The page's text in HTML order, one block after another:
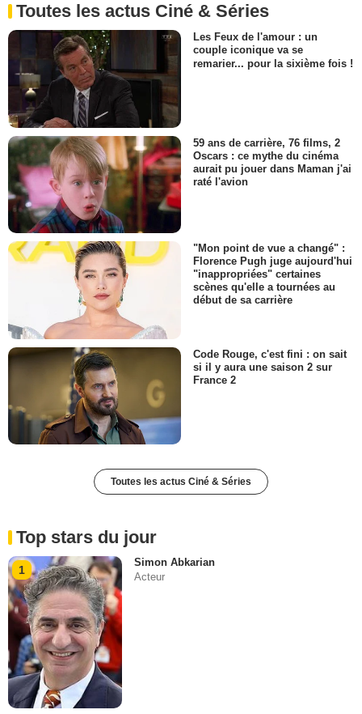
Toutes les actus Ciné & Séries
Les Feux de l'amour : un
couple iconique va se
remarier... pour la sixième fois !
59 ans de carrière, 76 films, 2
Oscars : ce mythe du cinéma
aurait pu jouer dans Maman j'ai
raté l'avion
"Mon point de vue a changé" :
Florence Pugh juge aujourd'hui
"inappropriées" certaines
scènes qu'elle a tournées au
début de sa carrière
Code Rouge, c'est fini : on sait
si il y aura une saison 2 sur
France 2
Toutes les actus Ciné & Séries
Top stars du jour
1
Simon Abkarian
Acteur